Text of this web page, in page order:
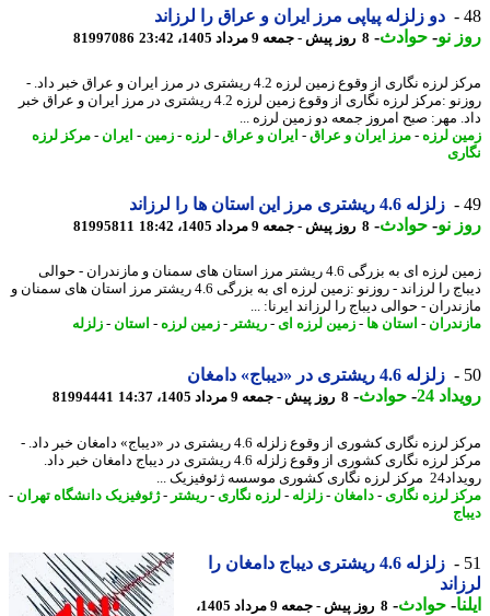
دو زلزله پیاپی مرز ایران و عراق را لرزاند
نو- حوادث -8 روز پیش - جمعه 9 مرداد 1405، 23:42 81997086
مرکز لرزه نگاری از وقوع زمین لرزه 4.2 ریشتری در مرز ایران و عراق خبر داد. -
روزنو :مرکز لرزه نگاری از وقوع زمین لرزه 4.2 ریشتری در مرز ایران و عراق خبر
مهر: صبح امروز جمعه دو زمین لرزه ...
لرزه - مرز ایران و عراق- ایران و عراق- لرزه - زمین -ایران -
مرکز لرزه
زلزله 4.6 ریشتری مرز این استان ها را لرزاند
نو- حوادث -8 روز پیش - جمعه 9 مرداد 1405، 18:42 81995811
زمین لرزه ای به بزرگی 4.6 ریشتر مرز استان های سمنان و مازندران - حوالی
دیباج را لرزاند - روزنو :زمین لرزه ای به بزرگی 4.6 ریشتر مرز استان های سمنان و
- حوالی دیباج را لرزاند ایرنا: ...
- استان ها- زمین لرزه ای - ریشتر-زمین لرزه - استان-زلزله
زلزله 4.6 ریشتری در «دیباج» دامغان
24
-حوادث -8 روز پیش - جمعه 9 مرداد 1405، 14:37 81994441
مرکز لرزه نگاری کشوری از وقوع زلزله 4.6 ریشتری در «دیباج» دامغان خبر داد. -
مرکز لرزه نگاری کشوری از وقوع زلزله 4.6 ریشتری در دیباج دامغان خبر داد.
موسسه ژئوفیزیک ...
لرزه نگاری- دامغان-زلزله - لرزه نگاری- ریشتر-ژئوفیزیک دانشگاه تهران-
زلزله 4.6 ریشتری دیباج دامغان را
-حوادث -
8 روز پیش - جمعه 9 مرداد 1405،